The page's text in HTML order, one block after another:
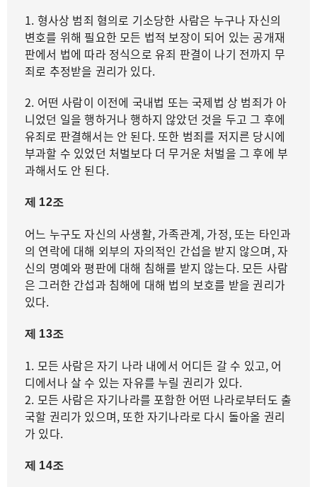
1. 형사상 범죄 혐의로 기소당한 사람은 누구나 자신의
변호를 위해 필요한 모든 법적 보장이 되어 있는 공개재
판에서 법에 따라 정식으로 유죄 판결이 나기 전까지 무
죄로 추정받을 권리가 있다.
2. 어떤 사람이 이전에 국내법 또는 국제법 상 범죄가 아
니었던 일을 행하거나 행하지 않았던 것을 두고 그 후에
유죄로 판결해서는 안 된다. 또한 범죄를 저지른 당시에
부과할 수 있었던 처벌보다 더 무거운 처벌을 그 후에 부
과해서도 안 된다.
제 12조
어느 누구도 자신의 사생활, 가족관계, 가정, 또는 타인과
의 연락에 대해 외부의 자의적인 간섭을 받지 않으며, 자
신의 명예와 평판에 대해 침해를 받지 않는다. 모든 사람
은 그러한 간섭과 침해에 대해 법의 보호를 받을 권리가
있다.
제 13조
1. 모든 사람은 자기 나라 내에서 어디든 갈 수 있고, 어
디에서나 살 수 있는 자유를 누릴 권리가 있다.
2. 모든 사람은 자기나라를 포함한 어떤 나라로부터도 출
국할 권리가 있으며, 또한 자기나라로 다시 돌아올 권리
가 있다.
제 14조